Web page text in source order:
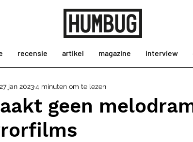
recensie artikel magazine interview
geen
27 jan 20234 minuten om te lezen